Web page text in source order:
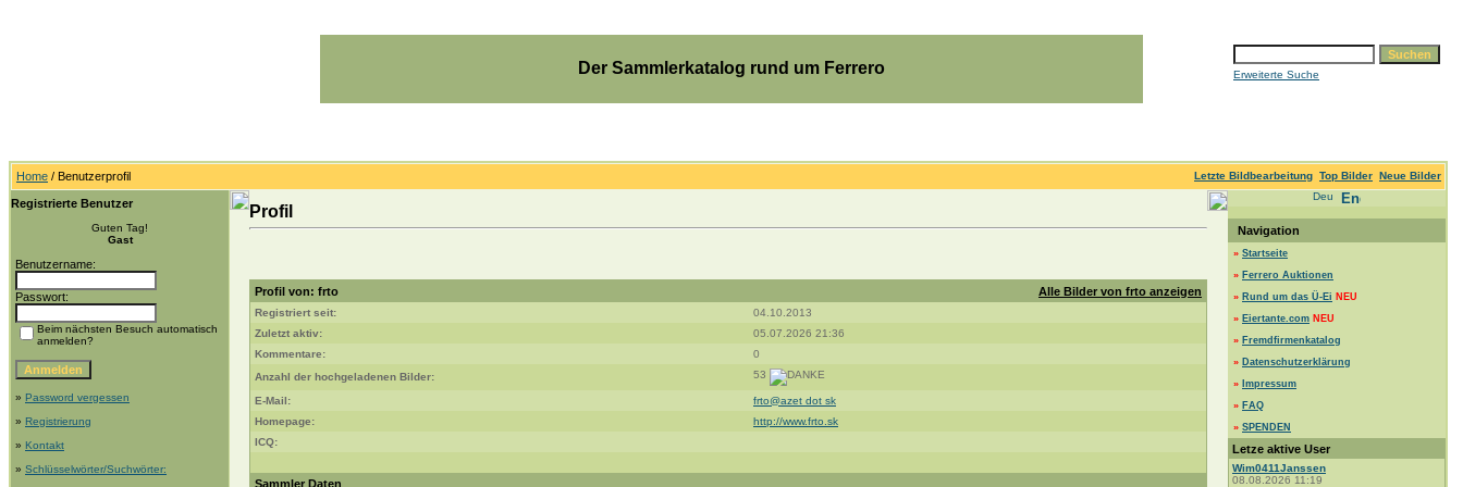
Der Sammlerkatalog rund um Ferrero Erweiterte Suche
Home / Benutzerprofil Letzte Bildbearbeitung Top Bilder Neue Bilder
Registrierte Benutzer
Guten Tag!
Gast
Benutzername:
Passwort:
Beim nächsten Besuch automatisch
anmelden?
» Password vergessen
» Registrierung
» Kontakt
» Schlüsselwörter/Suchwörter:
Profil
Profil von: frto Alle Bilder von frto anzeigen
Registriert seit:
04.10.2013
Zuletzt aktiv:
05.07.2026 21:36
Kommentare:
0
Anzahl der hochgeladenen Bilder:
53
E-Mail:
frto@azet dot sk
Homepage:
http://www.frto.sk
ICQ:
Sammler Daten
Navigation
» Startseite
» Ferrero Auktionen
» Rund um das Ü-Ei NEU
» Eiertante.com NEU
» Fremdfirmenkatalog
» Datenschutzerklärung
» Impressum
» FAQ
» SPENDEN
Letze aktive User
Wim0411Janssen
08.08.2026 11:19